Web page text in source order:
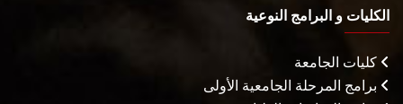
الكليات و البرامج النوعية
كليات الجامعة
برامج المرحلة الجامعية الأولى